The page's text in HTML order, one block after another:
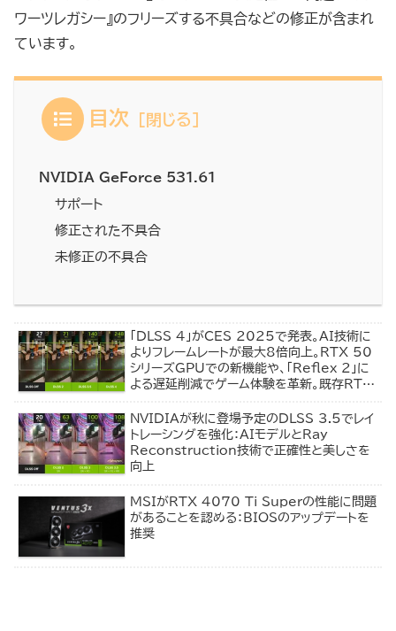
ワーツレガシー』のフリーズする不具合などの修正が含まれ
ています。
目次
NVIDIA GeForce 531.61
サポート
修正された不具合
未修正の不具合
「DLSS 4」がCES 2025で発表。AI技術に
よりフレームレートが最大8倍向上。RTX 50
シリーズGPUでの新機能や、「Reflex 2」に
よる遅延削減でゲーム体験を革新。既存RTX
NVIDIAが秋に登場予定のDLSS 3.5でレイ
トレーシングを強化：AIモデルとRay
Reconstruction技術で正確性と美しさを
向上
MSIがRTX 4070 Ti Superの性能に問題
があることを認める：BIOSのアップデートを
推奨